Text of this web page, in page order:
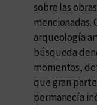
sobre las
mencionadas.
arqueología
búsqueda
momentos,
que gran
permanecía